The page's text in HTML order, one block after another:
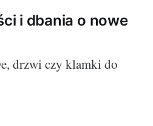
i dbania o nowe
drzwi czy klamki do